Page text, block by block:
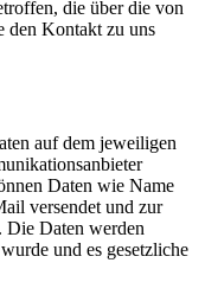
die über die von
den Kontakt zu uns
auf dem jeweiligen
Daten wie Name
versendet und zur
Die Daten werden
und es gesetzliche